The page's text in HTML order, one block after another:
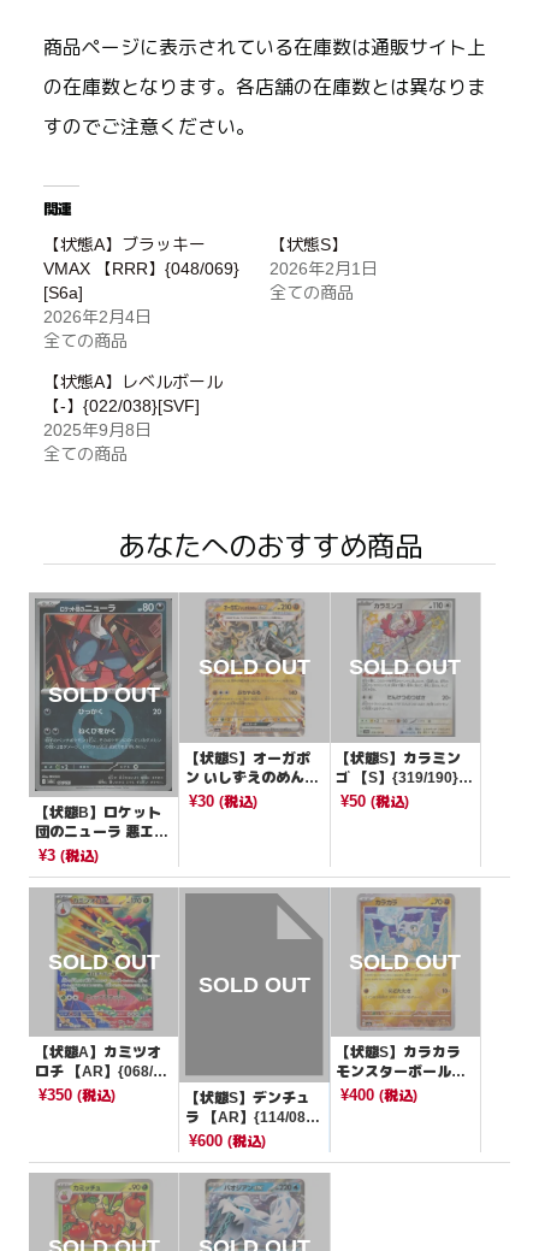
商品ページに表示されている在庫数は通販サイト上
の在庫数となります。各店舗の在庫数とは異なりま
すのでご注意ください。
関連
【状態A】ブラッキー
VMAX 【RRR】{048/069}
[S6a]
2026年2月4日
全ての商品
【状態S】
2026年2月1日
全ての商品
【状態A】レベルボール
【-】{022/038}[SVF]
2025年9月8日
全ての商品
あなたへのおすすめ商品
【状態B】ロケット
団のニューラ 悪エネ
ルギーミラー【-】{1
¥3 (税込)
【状態S】オーガポ
ン いしずえのめんex
【RR】{091/187}[S
¥30(税込)
【状態S】カラミン
ゴ 【S】{319/190}[S
V4a]
¥50 (税込)
【状態A】カミツオ
ロチ 【AR】{068/06
3}[SV9a]
¥350 (税込)
【状態S】デンチュ
ラ 【AR】{114/086}
[SV11W]
¥600(税込)
【状態S】カラカラ
モンスターボールミ
ラー【C】{104/165}
¥400 (税込)